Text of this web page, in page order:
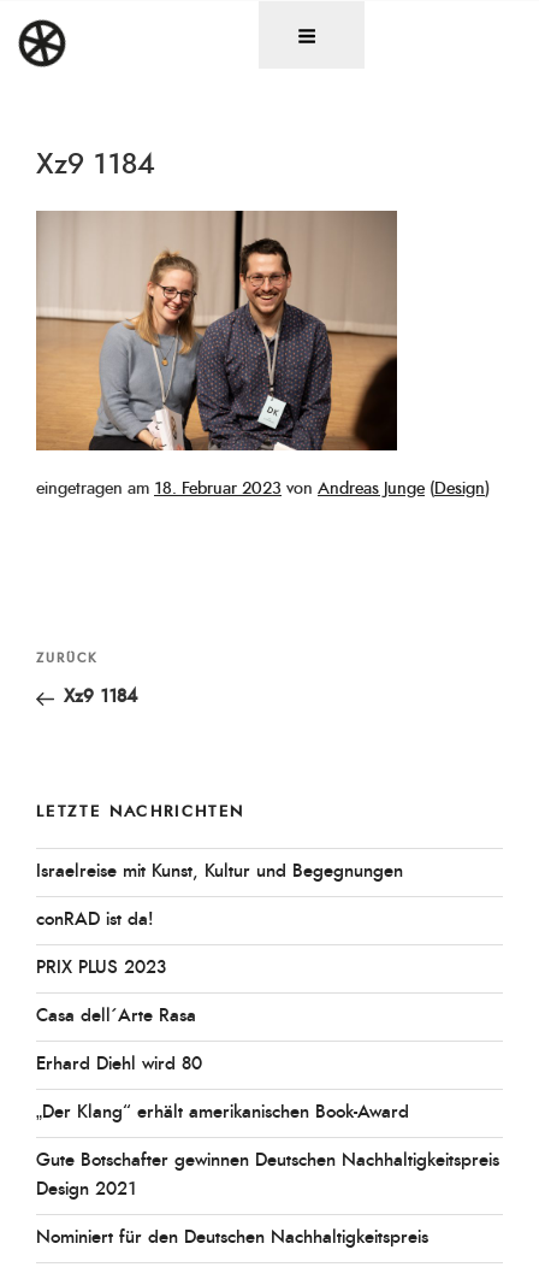
Inhalt
springen
Xz9 1184
eingetragen am Veröffentlicht
18. Februar 2023 von Andreas Junge (Design)
Beitragsnavigation
Vorheriger
Beitrag
ZURÜCK
Xz9 1184
LETZTE NACHRICHTEN
Israelreise mit Kunst, Kultur und Begegnungen
conRAD ist da!
PRIX PLUS 2023
Casa dell´Arte Rasa
Erhard Diehl wird 80
„Der Klang“ erhält amerikanischen Book-Award
Gute Botschafter gewinnen Deutschen Nachhaltigkeitspreis
Design 2021
Nominiert für den Deutschen Nachhaltigkeitspreis